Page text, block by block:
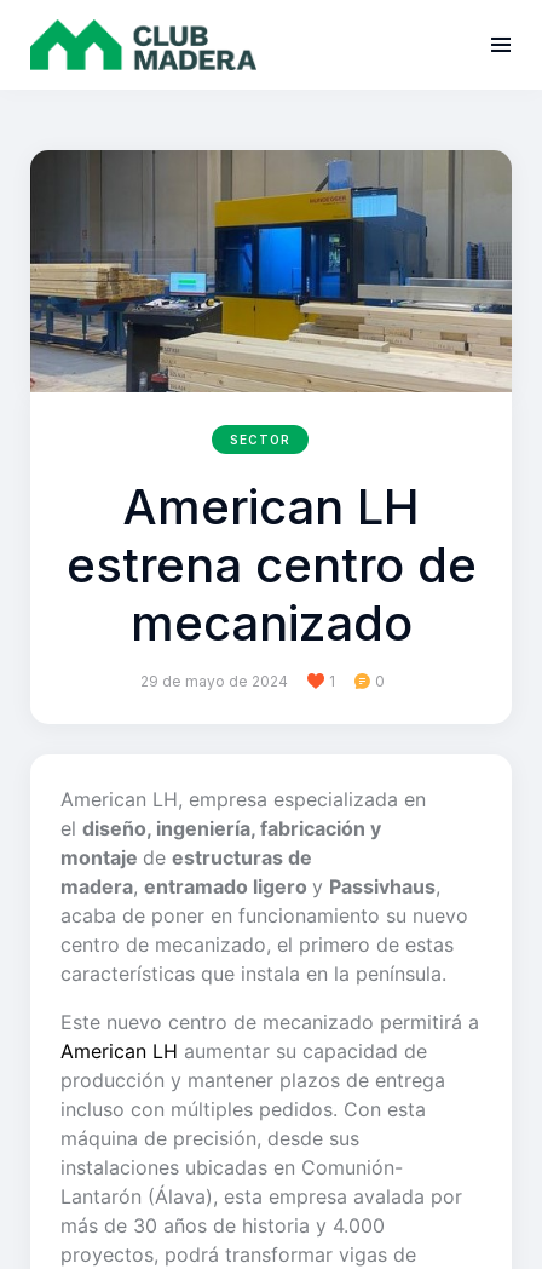
SECTOR
American LH
estrena centro de
mecanizado
29 de mayo de 2024 1 0
American LH, empresa especializada en
el diseño, ingeniería, fabricación y
montaje de estructuras de
madera, entramado ligero y Passivhaus,
acaba de poner en funcionamiento su nuevo
centro de mecanizado, el primero de estas
características que instala en la península.
Este nuevo centro de mecanizado permitirá a
American LH aumentar su capacidad de
producción y mantener plazos de entrega
incluso con múltiples pedidos. Con esta
máquina de precisión, desde sus
instalaciones ubicadas en Comunión-
Lantarón (Álava), esta empresa avalada por
más de 30 años de historia y 4.000
proyectos, podrá transformar vigas de